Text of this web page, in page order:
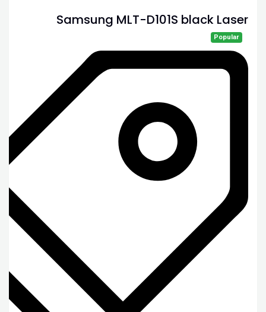
Samsung MLT-D101S black Laser
Popular